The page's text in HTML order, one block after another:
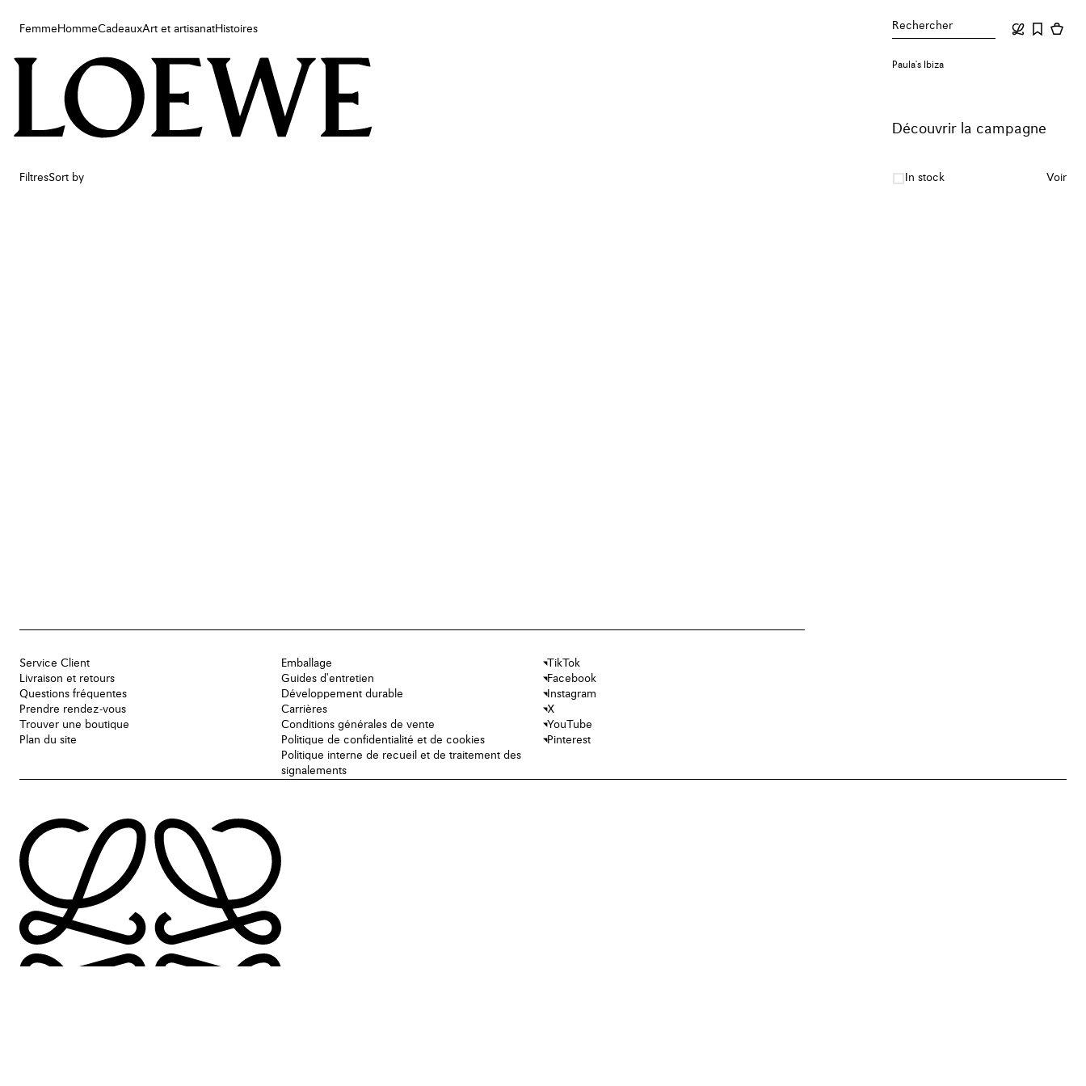
Femme HommeCadeauxArt et artisanatHistoires Rechercher
Femme
Art et artisanat
Paula's Ibiza
Découvrir la campagne
FiltresSort by In stock Voir
Service Client
Livraison et retours
Questions fréquentes
Prendre rendez-vous
Trouver une boutique
Plan du site
Emballage
Guides d'entretien
Développement durable
Carrières
Conditions générales de vente
Politique de confidentialité et de cookies
Politique interne de recueil et de traitement des
signalements
TikTok
Facebook
Instagram
X
YouTube
Pinterest